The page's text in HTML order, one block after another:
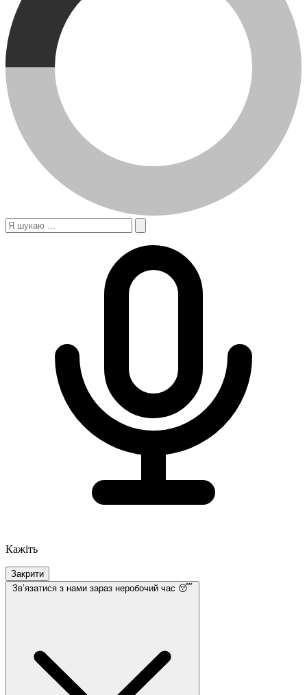
Кажіть
Закрити
Звʼязатися з нами зараз неробочий час 😴